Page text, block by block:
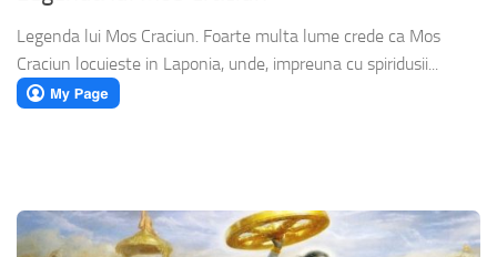
Legenda lui Mos Craciun. Foarte multa lume crede ca Mos
Craciun locuieste in Laponia, unde, impreuna cu spiridusii...